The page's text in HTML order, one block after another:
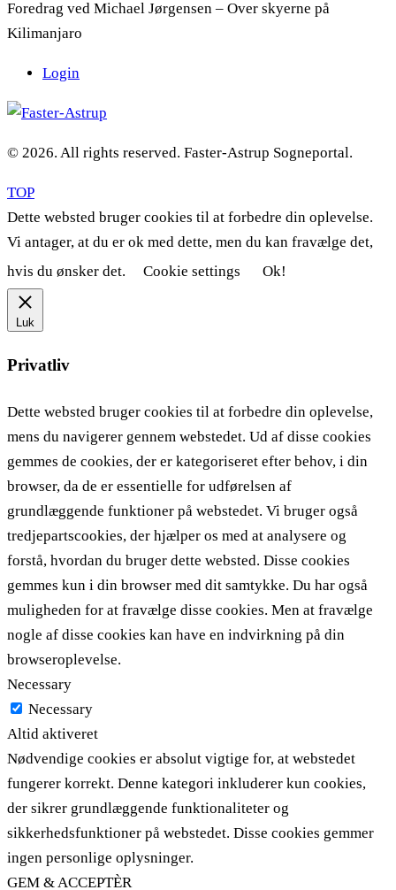
Foredrag ved Michael Jørgensen – Over skyerne på
Kilimanjaro
Login
© 2026. All rights reserved. Faster-Astrup Sogneportal.
TOP
Dette websted bruger cookies til at forbedre din oplevelse.
Vi antager, at du er ok med dette, men du kan fravælge det,
hvis du ønsker det.
Cookie settings Ok!
Luk
Privatliv
Dette websted bruger cookies til at forbedre din oplevelse,
mens du navigerer gennem webstedet. Ud af disse cookies
gemmes de cookies, der er kategoriseret efter behov, i din
browser, da de er essentielle for udførelsen af ​​
grundlæggende funktioner på webstedet. Vi bruger også
tredjepartscookies, der hjælper os med at analysere og
forstå, hvordan du bruger dette websted. Disse cookies
gemmes kun i din browser med dit samtykke. Du har også
muligheden for at fravælge disse cookies. Men at fravælge
nogle af disse cookies kan have en indvirkning på din
browseroplevelse.
Necessary
Necessary
Altid aktiveret
Nødvendige cookies er absolut vigtige for, at webstedet
fungerer korrekt. Denne kategori inkluderer kun cookies,
der sikrer grundlæggende funktionaliteter og
sikkerhedsfunktioner på webstedet. Disse cookies gemmer
ingen personlige oplysninger.
GEM & ACCEPTÈR